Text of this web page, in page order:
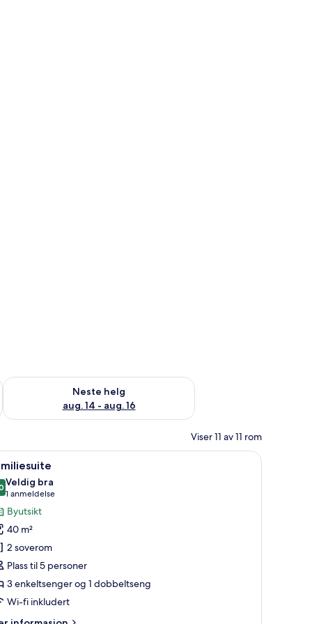
7 - aug. 9
Neste helg
aug. 14 - aug. 16
Sjekk tilgjengelighet for neste helg, aug. 14 - aug. 16
Viser 11 av 11 rom
strykejern/-brett og wi-fi (inkludert)Familiesuite | Safe på rommet, lydisolert,
11
av 10
Veldig bra
1 anmeldelse
(1
anmeldelse)
Byutsikt
40 m²
2 soverom
Plass til 5 personer
3 enkeltsenger og 1 dobbeltseng
Wi-fi inkludert